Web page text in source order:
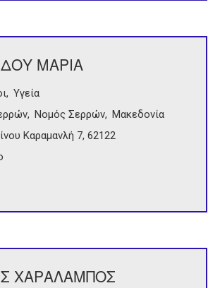
ΜΑΡΙΑ
Υγεία
Νομός Σερρών
Μακεδονία
Καραμανλή 7, 62122
ΧΑΡΑΛΑΜΠΟΣ